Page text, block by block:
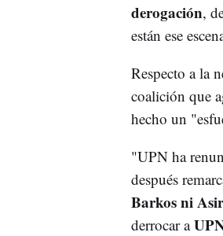
derogación,
están ese
Respecto a la
coalición que
hecho un
"UPN ha
después
Barkos ni
derrocar a